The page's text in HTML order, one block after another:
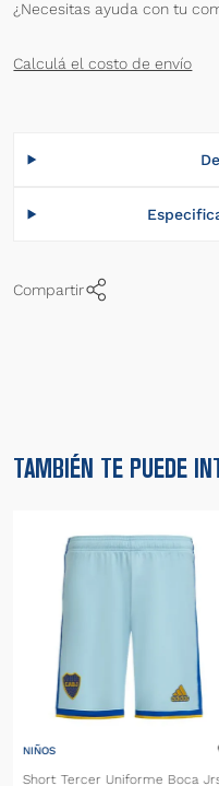
¿Necesitas ayuda con tu
Calculá el costo de envío
Compartir
TAMBIÉN TE PUEDE
NIÑOS
Short Tercer Uniforme Boca